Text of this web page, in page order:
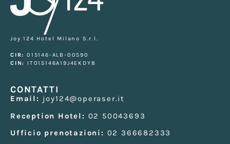
Joy 124 Hotel Milano S.r.l.
CIR: 015146-ALB-00590
CIN: IT015146A19J4EKDY8
CONTATTI
Email: joy124@operaser.it
Reception Hotel: 02 50043693
Ufficio prenotazioni: 02 366682333